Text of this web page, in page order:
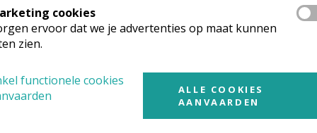
cookies
ervoor dat we je advertenties op maat kunnen
zien.
functionele cookies
ALLE COOKIES
AANVAARDEN